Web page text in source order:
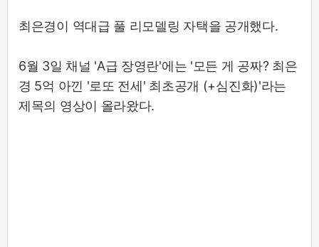
최은경이 역대급 풀 리모델링 자택을 공개했다.
6월 3일 채널 'A급 장영란'에는 '모든 게 공짜? 최은
경 5억 아낀 '로또 전세' 최초공개 (+심진화)'라는
제목의 영상이 올라왔다.